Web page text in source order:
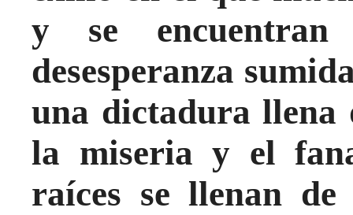
y se
desesperanza
una dictadura llena
la miseria y el
raíces se llenan